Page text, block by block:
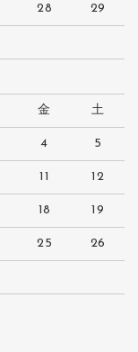
28 29
金 土
4 5
11 12
18 19
25 26